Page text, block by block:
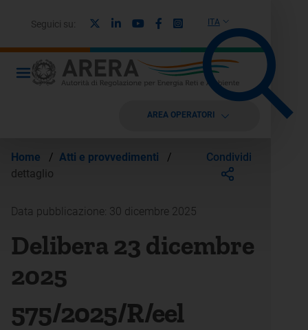
ITA
Seguici su: LinkedinYoutubeFacebook
Instagram
AREA OPERATORI
Home / Atti e provvedimenti
/
dettaglio
Condividi
Data pubblicazione: 30 dicembre 2025
Delibera 23 dicembre
2025
575/2025/R/eel